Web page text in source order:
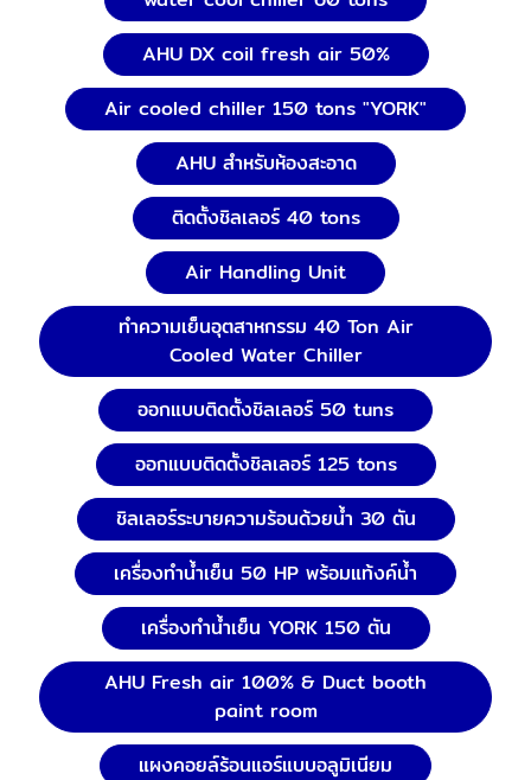
AHU DX coil fresh air 50%
Air cooled chiller 150 tons "YORK"
AHU สำหรับห้องสะอาด
ติดตั้งชิลเลอร์ 40 tons
Air Handling Unit
ทำความเย็นอุตสาหกรรม 40 Ton Air
Cooled Water Chiller
ออกแบบติดตั้งชิลเลอร์ 50 tuns
ออกแบบติดตั้งชิลเลอร์ 125 tons
ชิลเลอร์ระบายความร้อนด้วยน้ำ 30 ตัน
เครื่องทำน้ำเย็น 50 HP พร้อมแท้งค์น้ำ
เครื่องทำน้ำเย็น YORK 150 ตัน
AHU Fresh air 100% & Duct booth
paint room
แผงคอยล์ร้อนแอร์แบบอลูมิเนียม